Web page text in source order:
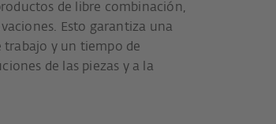
de libre combinación,
Esto garantiza una
trabajo y un tiempo de
de las piezas y a la